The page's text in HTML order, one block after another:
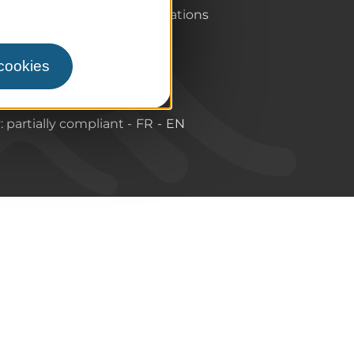
Labels & Qualifications
partially compliant FR EN